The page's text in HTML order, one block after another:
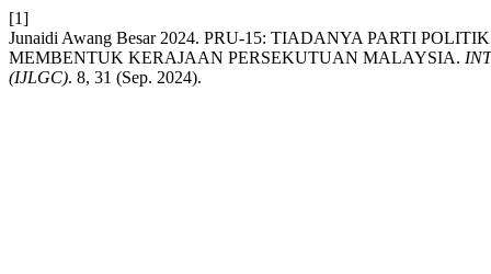
[1]
Junaidi Awang Besar 2024. PRU-15: TIADANYA PARTI
MEMBENTUK KERAJAAN PERSEKUTUAN MALAYSIA.
(IJLGC). 8, 31 (Sep. 2024).